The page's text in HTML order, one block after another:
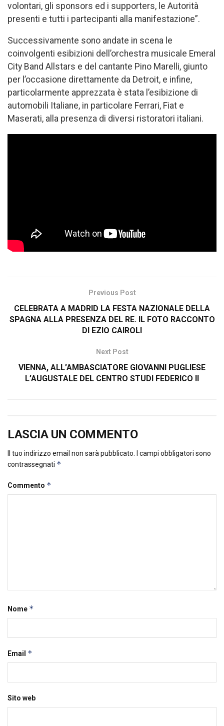
volontari, gli sponsors ed i supporters, le Autorità
presenti e tutti i partecipanti alla manifestazione”.
Successivamente sono andate in scena le
coinvolgenti esibizioni dell’orchestra musicale Emeral
City Band Allstars e del cantante Pino Marelli, giunto
per l’occasione direttamente da Detroit, e infine,
particolarmente apprezzata è stata l’esibizione di
automobili Italiane, in particolare Ferrari, Fiat e
Maserati, alla presenza di diversi ristoratori italiani.
Previous Post
CELEBRATA A MADRID LA FESTA NAZIONALE DELLA
SPAGNA ALLA PRESENZA DEL RE. IL FOTO RACCONTO
DI EZIO CAIROLI
Next Post
VIENNA, ALL’AMBASCIATORE GIOVANNI PUGLIESE
L’AUGUSTALE DEL CENTRO STUDI FEDERICO II
LASCIA UN COMMENTO
Il tuo indirizzo email non sarà pubblicato.
I campi obbligatori sono
contrassegnati *
Commento *
Nome *
Email *
Sito web